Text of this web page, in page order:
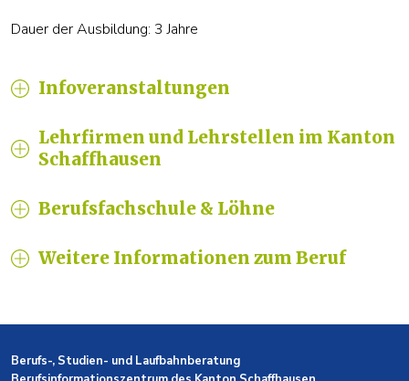
Dauer der Ausbildung: 3 Jahre
Infoveranstaltungen
Lehrfirmen und Lehrstellen im Kanton
Schaffhausen
Berufsfachschule & Löhne
Weitere Informationen zum Beruf
Berufs-, Studien- und Laufbahnberatung